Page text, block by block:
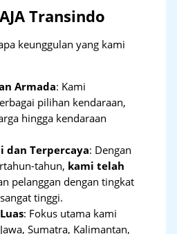
Transindo
keunggulan yang kami
Armada: Kami
pilihan kendaraan,
hingga kendaraan
dan Terpercaya: Dengan
tahun, kami telah
pelanggan dengan tingkat
tinggi.
: Fokus utama kami
Sumatra, Kalimantan,